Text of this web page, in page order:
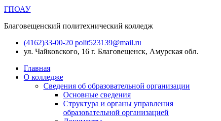
ГПОАУ
Благовещенский политехнический колледж
(4162)33-00-20 polit523139@mail.ru
ул. Чайковского, 16 г. Благовещенск, Амурская обл.
Главная
О колледже
Сведения об образовательной организации
Основные сведения
Структура и органы управления
образовательной организацией